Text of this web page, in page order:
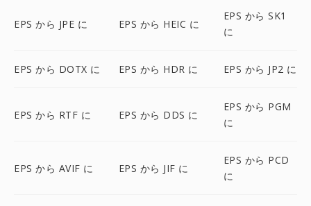
EPS から JPE に EPS から HEIC に
EPS から SK1
に
EPS から DOTX に EPS から HDR に EPS から JP2 に
EPS から RTF に EPS から DDS に
EPS から PGM
に
EPS から AVIF に EPS から JIF に
EPS から PCD
に